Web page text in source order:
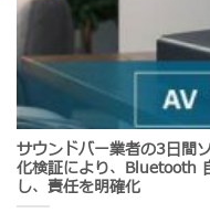
サウンドバー業者の3日間
化検証により、Bluetooth
し、責任を明確化